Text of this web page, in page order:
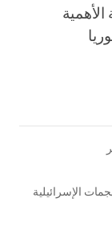
الأهمية
الإسرائيلية